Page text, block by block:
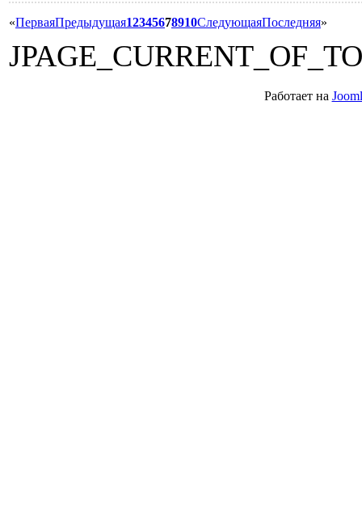
«ПерваяПредыдущая12345678910СледующаяПоследняя»
Работает на